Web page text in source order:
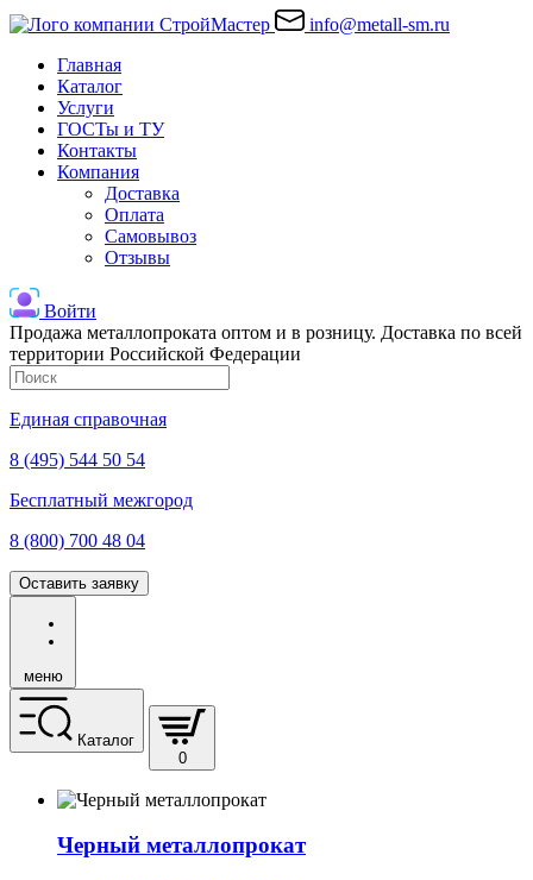
info@metall-sm.ru
Главная
Каталог
Услуги
ГОСТы и ТУ
Контакты
Компания
Доставка
Оплата
Самовывоз
Отзывы
Войти
Продажа металлопроката оптом и в розницу. Доставка по всей
территории Российской Федерации
Единая справочная
8 (495) 544 50 54
Бесплатный межгород
8 (800) 700 48 04
Оставить заявку
меню
Каталог
0
Черный металлопрокат